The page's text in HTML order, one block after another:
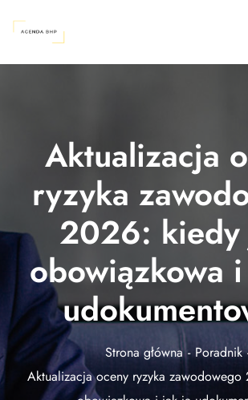
Aktualizacja
ryzyka
2026: kiedy
obowiązkowa
Strona główna
Poradnik
Aktualizacja oceny ryzyka